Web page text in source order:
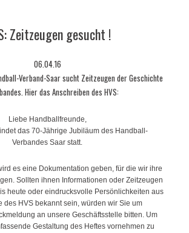
Zeitzeugen gesucht !
06.04.16
Verband-Saar sucht Zeitzeugen der Geschichte
Hier das Anschreiben des HVS:
Liebe Handballfreunde,
das 70-Jährige Jubiläum des Handball-
Verbandes Saar statt.
es eine Dokumentation geben, für die wir ihre
Sollten ihnen Informationen oder Zeitzeugen
heute oder eindrucksvolle Persönlichkeiten aus
des HVS bekannt sein, würden wir Sie um
an unsere Geschäftsstelle bitten. Um
Gestaltung des Heftes vornehmen zu